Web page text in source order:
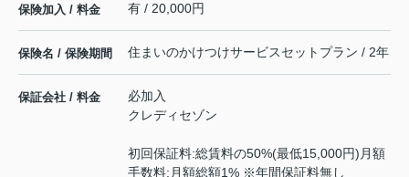
保険加入 / 料金 有 / 20,000円
保険名 / 保険期間 住まいのかけつけサービスセットプラン / 2年
保証会社 / 料金
必加入
クレディセゾン
初回保証料:総賃料の50%(最低15,000円)月額
手数料:月額総額1% ※年間保証料無し